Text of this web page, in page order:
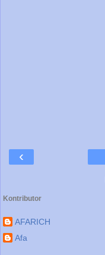
‹
Kontributor
AFARICH
Afa